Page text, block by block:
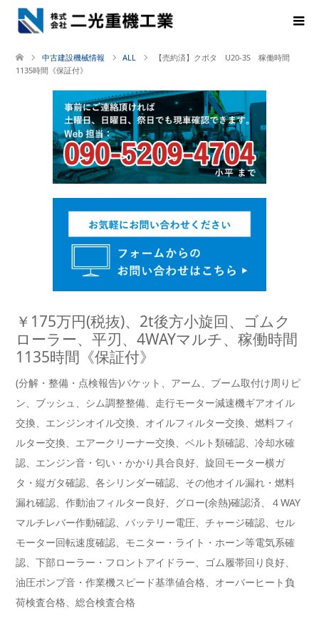
中古建設機械情報 ALL
【売約済】クボタ U20-3S 稼働時間
1135時間《保証付》
￥175万円(税抜)、2t後方小旋回、ゴムク
ローラー、平刃、4WAYマルチ、稼働時間
1135時間《保証付》
(分解・整備・点検報告)バケット、アーム、ブーム取付け周りピ
ン、ブッシュ、シム調整整備、走行モーター減速機ギアオイル
交換、エンジンオイル交換、オイルフィルター交換、燃料フィ
ルター交換、エアークリーナー交換、ベルト類確認、冷却水確
認、エンジン音・匂い・かかり具合良好、旋回モーター横ガ
タ・縦ガタ確認、各シリンダー確認、その他オイル漏れ・燃料
漏れ確認、作動油フィルター良好、グロー(余熱)確認済、４WAY
マルチレバー作動確認、バッテリー電圧、チャージ確認、セル
モーター回転速度確認、モニター・ライト・ホーン等電気系確
認、下部ローラー・フロントアイドラー、ゴム履帯回り良好、
油圧ポンプ音・作業機スピード基準値合格、オーバーヒート負
荷検査合格、総合検査合格